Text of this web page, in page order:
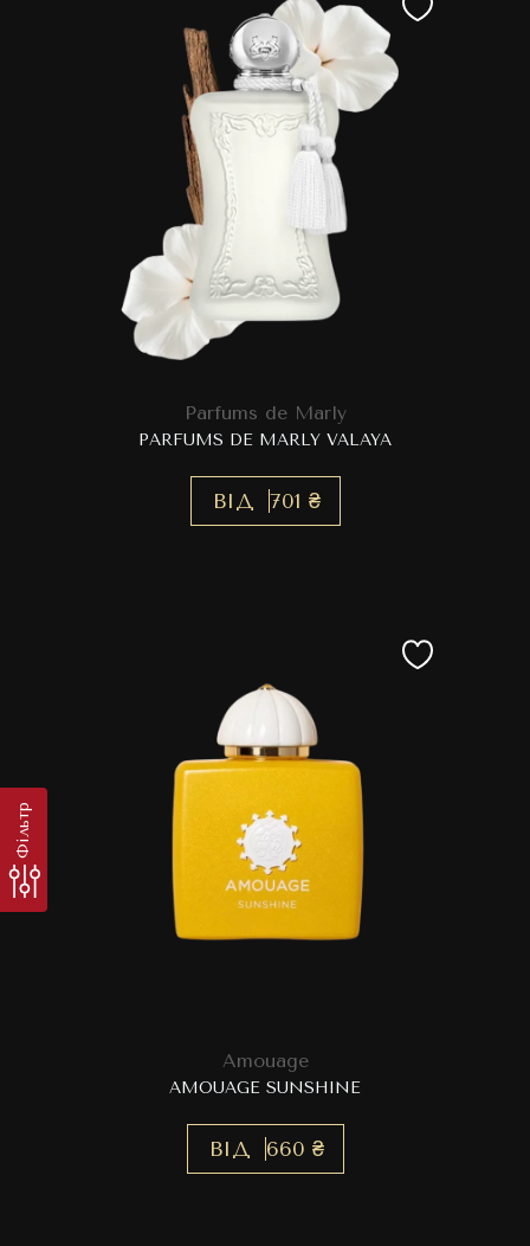
Фільтр
Parfums de Marly
PARFUMS DE MARLY VALAYA
ВІД 701 ₴
Amouage
AMOUAGE SUNSHINE
ВІД 660 ₴